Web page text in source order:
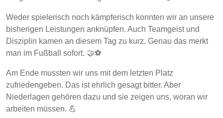
Weder spielerisch noch kämpferisch konnten wir an unsere
bisherigen Leistungen anknüpfen. Auch Teamgeist und
Disziplin kamen an diesem Tag zu kurz. Genau das merkt
man im Fußball sofort. 🤝⚽
Am Ende mussten wir uns mit dem letzten Platz
zufriedengeben. Das ist ehrlich gesagt bitter. Aber
Niederlagen gehören dazu und sie zeigen uns, woran wir
arbeiten müssen. 💪